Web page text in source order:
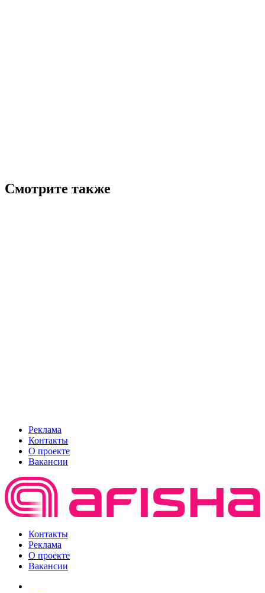
Смотрите также
Реклама
Контакты
О проекте
Вакансии
Контакты
Реклама
О проекте
Вакансии